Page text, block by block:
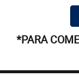
*PARA